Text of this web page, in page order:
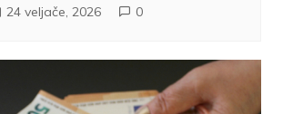
24 veljače, 2026 0